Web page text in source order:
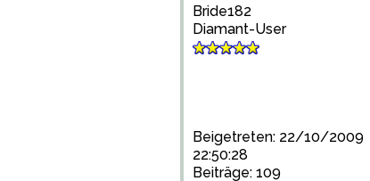
Bride182
Diamant-User
Beigetreten: 22/10/2009
22:50:28
Beiträge: 109